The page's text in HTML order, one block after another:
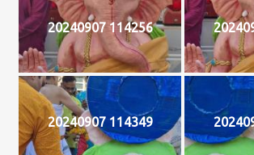
20240907 114256
20240907 114349